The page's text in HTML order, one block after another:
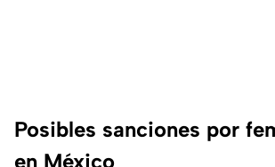
Posibles sanciones por
en México